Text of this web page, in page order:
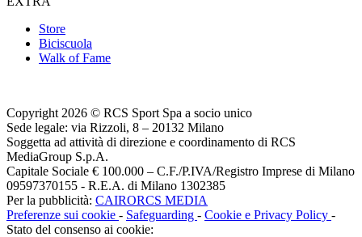
Store
Biciscuola
Walk of Fame
Copyright 2026 © RCS Sport Spa a socio unico
Sede legale: via Rizzoli, 8 – 20132 Milano
Soggetta ad attività di direzione e coordinamento di RCS
MediaGroup S.p.A.
Capitale Sociale € 100.000 – C.F./P.IVA/Registro Imprese di Milano
09597370155 - R.E.A. di Milano 1302385
Per la pubblicità: CAIRORCS MEDIA
Preferenze sui cookie - Safeguarding - Cookie e Privacy Policy -
Stato del consenso ai cookie: